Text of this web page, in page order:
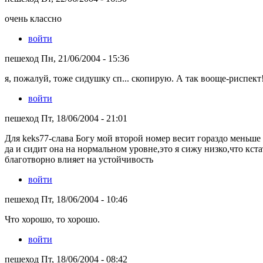
очень классно
войти
пешеход Пн, 21/06/2004 - 15:36
я, пожалуй, тоже сидушку сп... скопирую. А так вооще-
войти
пешеход Пт, 18/06/2004 - 21:01
Для keks77-слава Богу мой второй номер весит гораздо меньше
да и сидит она на нормальном уровне,это я сижу низко,что
благотворно влияет на устойчивость
войти
пешеход Пт, 18/06/2004 - 10:46
Что хорошо, то хорошо.
войти
пешеход Пт, 18/06/2004 - 08:42